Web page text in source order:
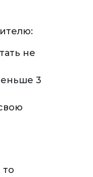
не
3
то